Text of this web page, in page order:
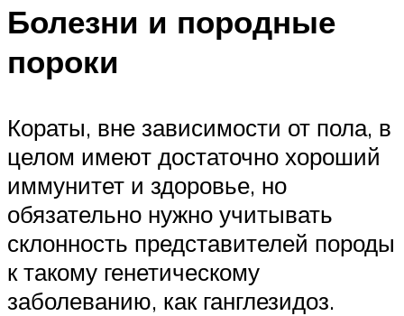
Болезни и породные
пороки
Кораты, вне зависимости от пола, в
целом имеют достаточно хороший
иммунитет и здоровье, но
обязательно нужно учитывать
склонность представителей породы
к такому генетическому
заболеванию, как ганглезидоз.